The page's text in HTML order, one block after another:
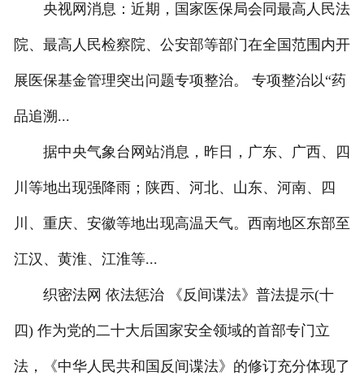
央视网消息：近期，国家医保局会同最高人民法
院、最高人民检察院、公安部等部门在全国范围内开
展医保基金管理突出问题专项整治。 专项整治以“药
品追溯...
据中央气象台网站消息，昨日，广东、广西、四
川等地出现强降雨；陕西、河北、山东、河南、四
川、重庆、安徽等地出现高温天气。西南地区东部至
江汉、黄淮、江淮等...
织密法网 依法惩治 《反间谍法》普法提示(十
四) 作为党的二十大后国家安全领域的首部专门立
法，《中华人民共和国反间谍法》的修订充分体现了